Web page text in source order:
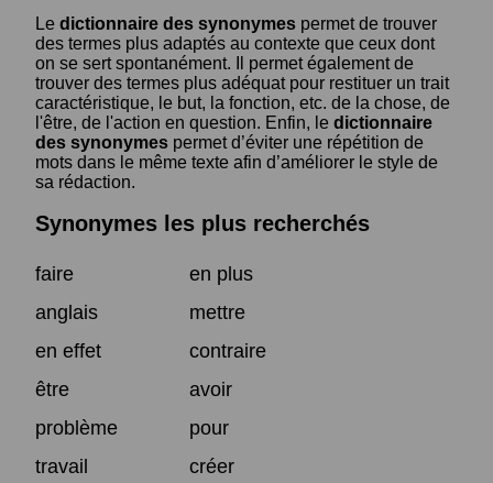
Le dictionnaire des synonymes permet de trouver
des termes plus adaptés au contexte que ceux dont
on se sert spontanément. Il permet également de
trouver des termes plus adéquat pour restituer un trait
caractéristique, le but, la fonction, etc. de la chose, de
l'être, de l'action en question. Enfin, le dictionnaire
des synonymes permet d’éviter une répétition de
mots dans le même texte afin d’améliorer le style de
sa rédaction.
Synonymes les plus recherchés
faire
en plus
anglais
mettre
en effet
contraire
être
avoir
problème
pour
travail
créer